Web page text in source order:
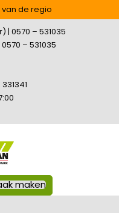
de regio
0570 – 531035
– 531035
maken